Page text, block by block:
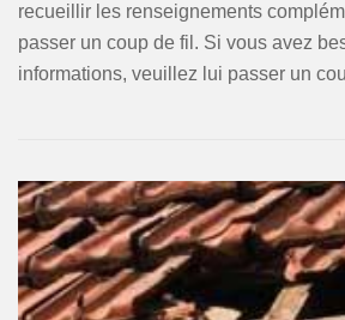
recueillir les renseignements
passer un coup de fil. Si vous avez
informations, veuillez lui passer un